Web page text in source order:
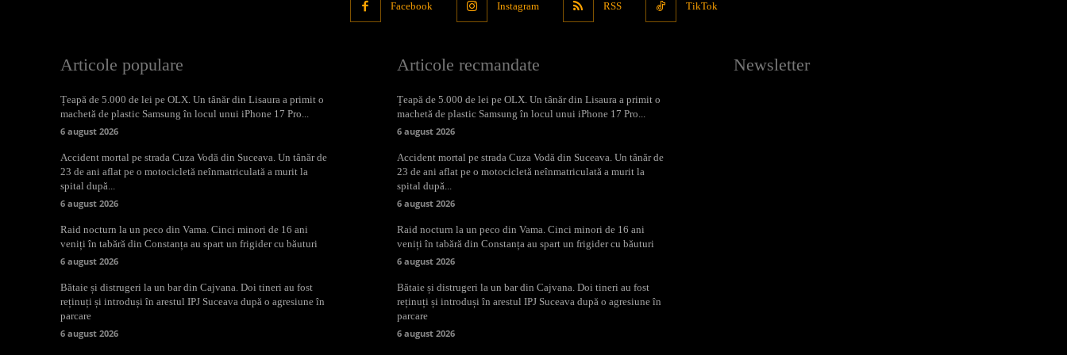
Facebook Instagram RSS TikTok
Articole populare
Țeapă de 5.000 de lei pe OLX. Un tânăr din Lisaura a primit o
machetă de plastic Samsung în locul unui iPhone 17 Pro...
6 august 2026
Accident mortal pe strada Cuza Vodă din Suceava. Un tânăr de
23 de ani aflat pe o motocicletă neînmatriculată a murit la
spital după...
6 august 2026
Raid nocturn la un peco din Vama. Cinci minori de 16 ani
veniți în tabără din Constanța au spart un frigider cu băuturi
6 august 2026
Bătaie și distrugeri la un bar din Cajvana. Doi tineri au fost
reținuți și introduși în arestul IPJ Suceava după o agresiune în
parcare
6 august 2026
Articole recmandate
Țeapă de 5.000 de lei pe OLX. Un tânăr din Lisaura a primit o
machetă de plastic Samsung în locul unui iPhone 17 Pro...
6 august 2026
Accident mortal pe strada Cuza Vodă din Suceava. Un tânăr de
23 de ani aflat pe o motocicletă neînmatriculată a murit la
spital după...
6 august 2026
Raid nocturn la un peco din Vama. Cinci minori de 16 ani
veniți în tabără din Constanța au spart un frigider cu băuturi
6 august 2026
Bătaie și distrugeri la un bar din Cajvana. Doi tineri au fost
reținuți și introduși în arestul IPJ Suceava după o agresiune în
parcare
6 august 2026
Newsletter